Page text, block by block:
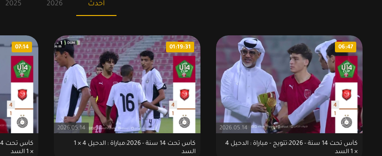
2025 2026 أحدث
كأس تحت 14 سنة - 2026:تتويج - مباراة : الدحيل 4
× 1 السد
06:47
2026.05.14
كأس تحت 14 سنة - 2026:مباراة : الدحيل 4 × 1
السد
01:19:31
2026.05.14
× 1 السد
07:14